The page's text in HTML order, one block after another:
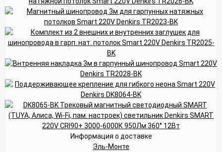
Информация о доставке
Эль-Монте